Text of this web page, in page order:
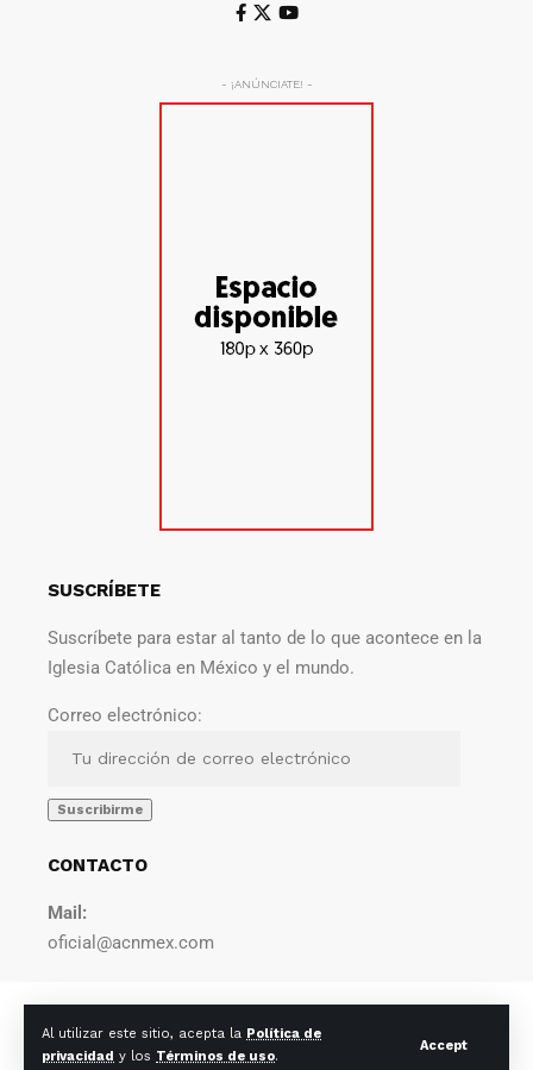
Al utilizar este sitio, acepta la Política de
privacidad y los Términos de uso.
Accept
- ¡ANÚNCIATE! -
SUSCRÍBETE
Suscríbete para estar al tanto de lo que acontece en la
Iglesia Católica en México y el mundo.
Correo electrónico:
CONTACTO
Mail:
oficial@acnmex.com
reservados.